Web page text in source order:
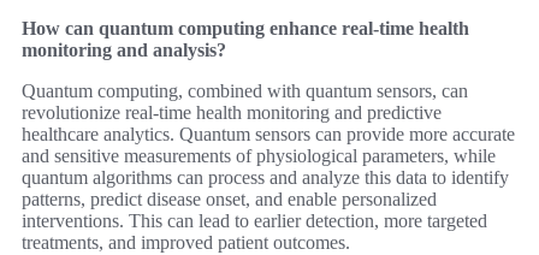
How can quantum computing enhance real-time health
monitoring and analysis?
Quantum computing, combined with quantum sensors, can
revolutionize real-time health monitoring and predictive
healthcare analytics. Quantum sensors can provide more accurate
and sensitive measurements of physiological parameters, while
quantum algorithms can process and analyze this data to identify
patterns, predict disease onset, and enable personalized
interventions. This can lead to earlier detection, more targeted
treatments, and improved patient outcomes.